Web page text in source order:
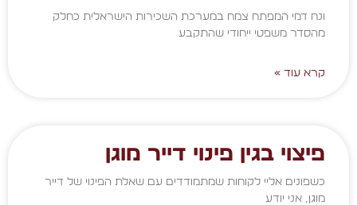
ונח דמי המפתח צמח במערכת השכירות הישראלית כחלק
מהסדר משפטי ייחודי שהתקבע
קרא עוד »
פיצוי בגין פינוי דייר מוגן
כשפונים אליי לקוחות שמתמודדים עם שאלת הפינוי של דייר
מוגן, אני יודע